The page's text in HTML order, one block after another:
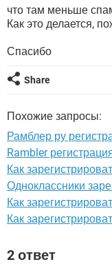
ВИДЕО
WINDOWS 10
ВИДЕО
YANDEX
что там меньше
Как это делается,
Спасибо
Share
Похожие запросы:
Рамблер ру
Rambler
Как
Одноклассники
Как
Как
2 ответ